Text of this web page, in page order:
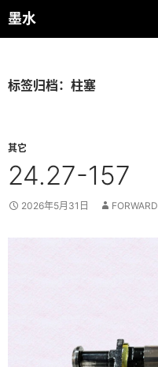
跳
至
墨水
搜
索
标签归档：柱塞
其它
24.27-157
2026年5月31日 FORWARD